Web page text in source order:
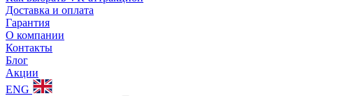
Доставка и оплата
Гарантия
О компании
Контакты
Блог
Акции
ENG